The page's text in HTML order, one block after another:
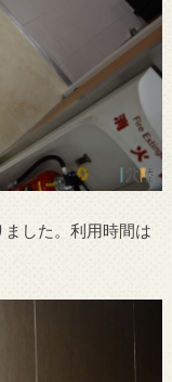
した。利用時間は